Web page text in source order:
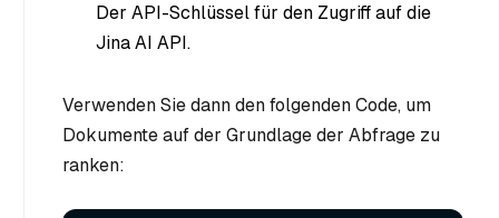
Der API-Schlüssel für den Zugriff auf die
Jina AI API.
Verwenden Sie dann den folgenden Code, um
Dokumente auf der Grundlage der Abfrage zu
ranken: